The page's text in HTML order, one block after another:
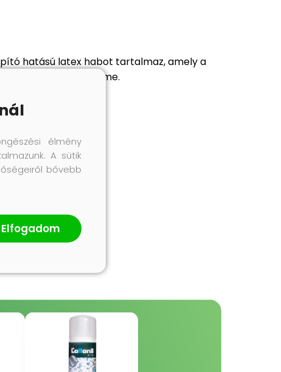
hatású latex habot tartalmaz, amely a
viselési kényelme.
élmény
A sütik
bővebb
Elfogadom